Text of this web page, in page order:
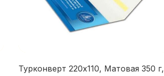
Турконверт 220х110, Матовая 350 г,